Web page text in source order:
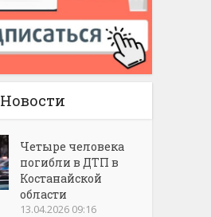
Новости
Четыре человека
погибли в ДТП в
Костанайской
области
13.04.2026 09:16